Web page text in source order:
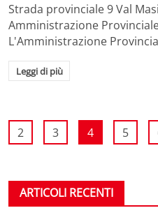
Strada provinciale 9 Val
Amministrazione
L'Amministrazione
Leggi di più
2 3 4 5
ARTICOLI RECENTI